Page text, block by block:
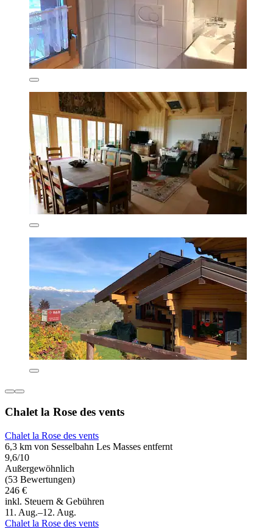
Chalet la Rose des vents
Chalet la Rose des vents
6,3 km von Sesselbahn Les Masses entfernt
9,6/10
Außergewöhnlich
(53 Bewertungen)
246 €
inkl. Steuern & Gebühren
11. Aug.–12. Aug.
Chalet la Rose des vents